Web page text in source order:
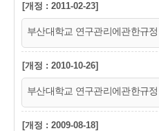
[개정 : 2011-02-23]
부산대학교 연구관리에관한규정
[개정 : 2010-10-26]
부산대학교 연구관리에관한규정
[개정 : 2009-08-18]